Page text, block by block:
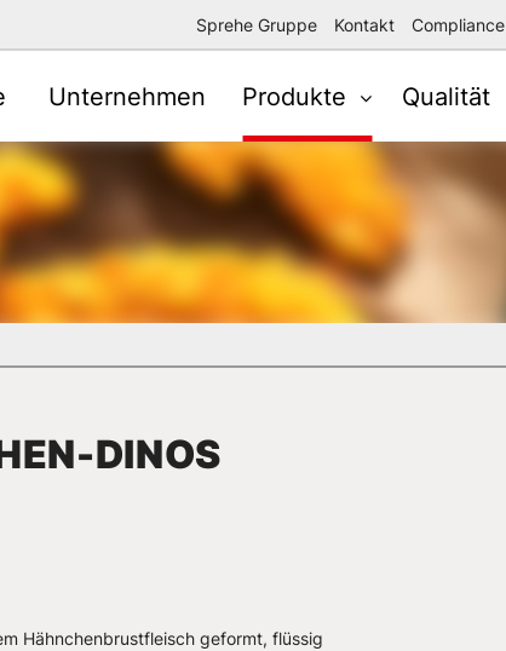
Sprehe Gruppe Kontakt Compliance
Unternehmen Produkte Qualität
DINOS
Hähnchenbrustfleisch geformt, flüssig